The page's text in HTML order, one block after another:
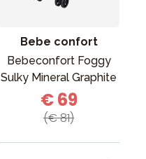
Bebe confort
Bebeconfort Foggy
Sulky Mineral Graphite
€ 69
(€ 81)